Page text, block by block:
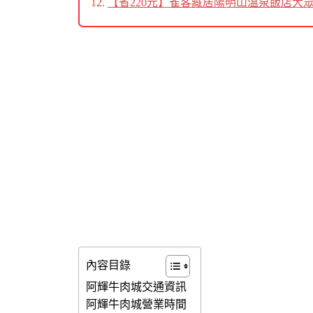
【省220元】雀客藏居陽明山溫泉飯店大
內容目錄
阿輝牛肉城交通資訊
阿輝牛肉城營業時間